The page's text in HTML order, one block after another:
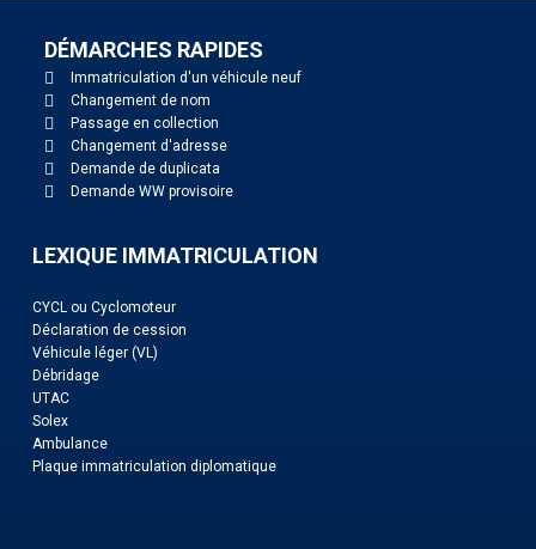
DÉMARCHES RAPIDES
Immatriculation d'un véhicule neuf
Changement de nom
Passage en collection
Changement d'adresse
Demande de duplicata
Demande WW provisoire
LEXIQUE IMMATRICULATION
CYCL ou Cyclomoteur
Déclaration de cession
Véhicule léger (VL)
Débridage
UTAC
Solex
Ambulance
Plaque immatriculation diplomatique